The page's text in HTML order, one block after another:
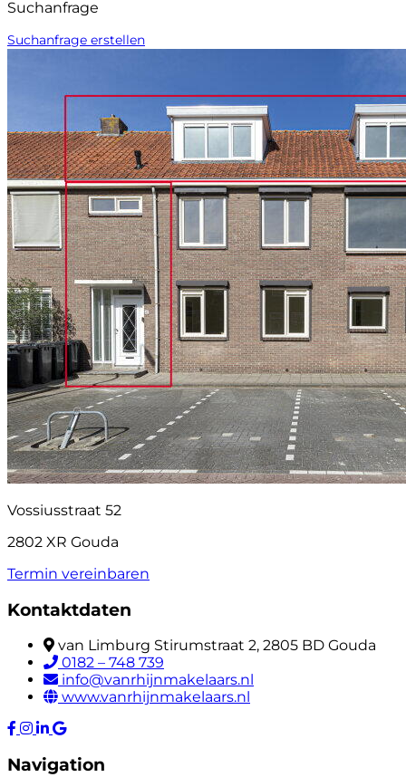
Suchanfrage
Suchanfrage erstellen
Vossiusstraat 52
2802 XR Gouda
Termin vereinbaren
Kontaktdaten
van Limburg Stirumstraat 2, 2805 BD Gouda
0182 – 748 739
info@vanrhijnmakelaars.nl
www.vanrhijnmakelaars.nl
Navigation